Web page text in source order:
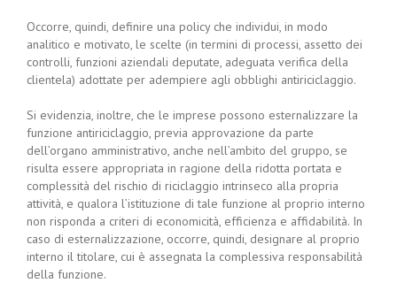
Occorre, quindi, definire una policy che individui, in modo
analitico e motivato, le scelte (in termini di processi, assetto dei
controlli, funzioni aziendali deputate, adeguata verifica della
clientela) adottate per adempiere agli obblighi antiriciclaggio.
Si evidenzia, inoltre, che le imprese possono esternalizzare la
funzione antiriciclaggio, previa approvazione da parte
dell’organo amministrativo, anche nell’ambito del gruppo, se
risulta essere appropriata in ragione della ridotta portata e
complessità del rischio di riciclaggio intrinseco alla propria
attività, e qualora l’istituzione di tale funzione al proprio interno
non risponda a criteri di economicità, efficienza e affidabilità. In
caso di esternalizzazione, occorre, quindi, designare al proprio
interno il titolare, cui è assegnata la complessiva responsabilità
della funzione.